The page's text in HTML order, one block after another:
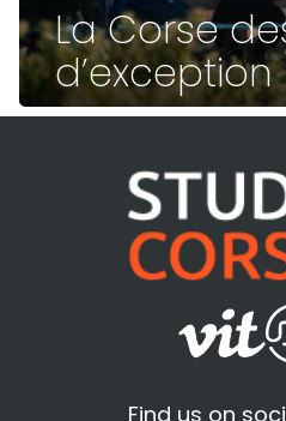
La Corse
d’exception
Find us on